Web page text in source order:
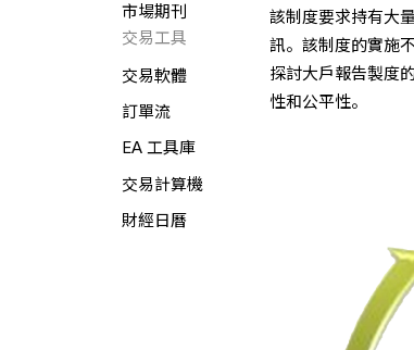
市場期刊
交易工具
交易軟體
訂單流
EA 工具庫
交易計算機
財經日曆
該制度要求持有大
訊。該制度的實施
探討大戶報告製度
性和公平性。